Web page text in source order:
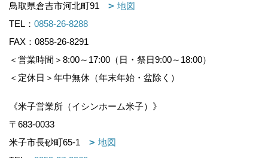
鳥取県倉吉市河北町91
地図
TEL： 0858-26-8288
FAX：0858-26-8291
＜営業時間＞8:00～17:00（日・祭日9:00～18:00）
＜定休日＞年中無休（年末年始・盆除く）
《米子営業所（イシンホーム米子）》
〒683-0033
米子市長砂町65-1
地図